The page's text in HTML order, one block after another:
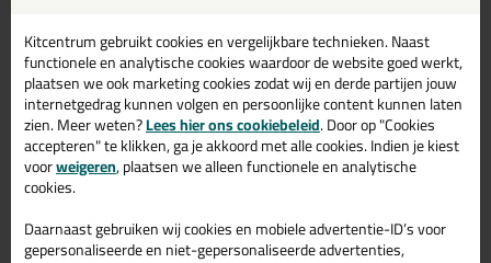
Kitcentrum gebruikt cookies en vergelijkbare technieken. Naast
functionele en analytische cookies waardoor de website goed werkt,
plaatsen we ook marketing cookies zodat wij en derde partijen jouw
internetgedrag kunnen volgen en persoonlijke content kunnen laten
zien. Meer weten?Lees hier ons cookiebeleid. Door op "Cookies
accepteren" te klikken, ga je akkoord met alle cookies. Indien je kiest
voorweigeren, plaatsen we alleen functionele en analytische
cookies.
Daarnaast gebruiken wij cookies en mobiele advertentie-ID’s voor
gepersonaliseerde en niet-gepersonaliseerde advertenties,